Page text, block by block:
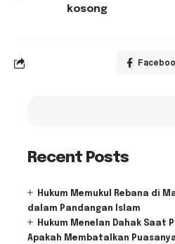
kosong
Recent Posts
Hukum Memukul Rebana di
dalam Pandangan Islam
Hukum Menelan Dahak Saat
Apakah Membatalkan